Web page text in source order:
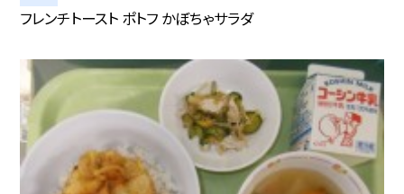
フレンチトースト ポトフ かぼちゃサラダ